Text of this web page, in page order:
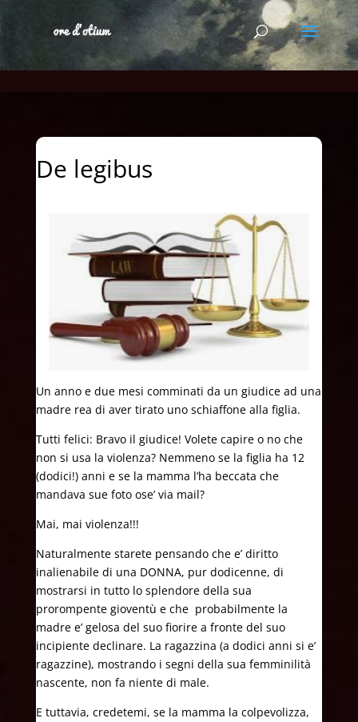
De legibus
Un anno e due mesi comminati da un giudice ad una
madre rea di aver tirato uno schiaffone alla figlia.
Tutti felici: Bravo il giudice! Volete capire o no che
non si usa la violenza? Nemmeno se la figlia ha 12
(dodici!) anni e se la mamma l’ha beccata che
mandava sue foto ose’ via mail?
Mai, mai violenza!!!
Naturalmente starete pensando che e’ diritto
inalienabile di una DONNA, pur dodicenne, di
mostrarsi in tutto lo splendore della sua
prorompente gioventù e che probabilmente la
madre e’ gelosa del suo fiorire a fronte del suo
incipiente declinare. La ragazzina (a dodici anni si e’
ragazzine), mostrando i segni della sua femminilità
nascente, non fa niente di male.
E tuttavia, credetemi, se la mamma la colpevolizza,